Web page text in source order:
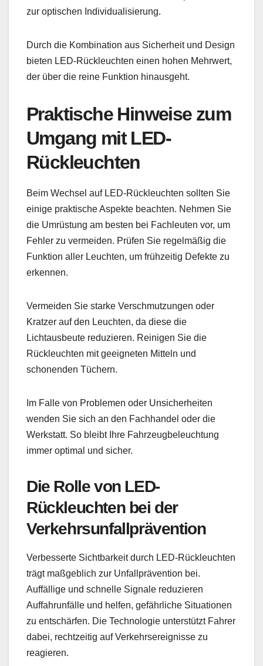
zur optischen Individualisierung.
Durch die Kombination aus Sicherheit und Design
bieten LED-Rückleuchten einen hohen Mehrwert,
der über die reine Funktion hinausgeht.
Praktische Hinweise zum
Umgang mit LED-
Rückleuchten
Beim Wechsel auf LED-Rückleuchten sollten Sie
einige praktische Aspekte beachten. Nehmen Sie
die Umrüstung am besten bei Fachleuten vor, um
Fehler zu vermeiden. Prüfen Sie regelmäßig die
Funktion aller Leuchten, um frühzeitig Defekte zu
erkennen.
Vermeiden Sie starke Verschmutzungen oder
Kratzer auf den Leuchten, da diese die
Lichtausbeute reduzieren. Reinigen Sie die
Rückleuchten mit geeigneten Mitteln und
schonenden Tüchern.
Im Falle von Problemen oder Unsicherheiten
wenden Sie sich an den Fachhandel oder die
Werkstatt. So bleibt Ihre Fahrzeugbeleuchtung
immer optimal und sicher.
Die Rolle von LED-
Rückleuchten bei der
Verkehrsunfallprävention
Verbesserte Sichtbarkeit durch LED-Rückleuchten
trägt maßgeblich zur Unfallprävention bei.
Auffällige und schnelle Signale reduzieren
Auffahrunfälle und helfen, gefährliche Situationen
zu entschärfen. Die Technologie unterstützt Fahrer
dabei, rechtzeitig auf Verkehrsereignisse zu
reagieren.